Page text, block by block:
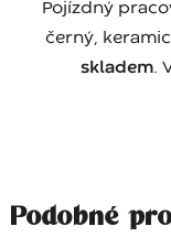
Pojízdný
černý,
skladem.
Podobné